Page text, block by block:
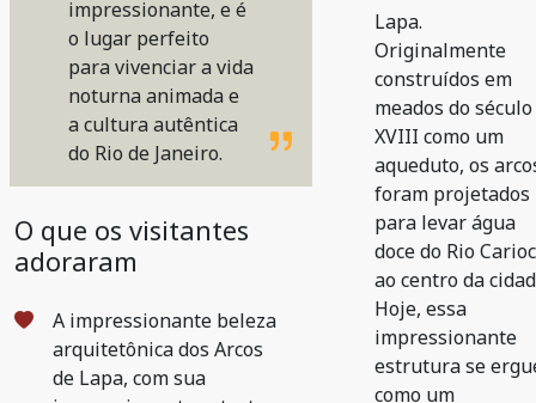
impressionante, e é
o lugar perfeito
para vivenciar a vida
noturna animada e
a cultura autêntica
do Rio de Janeiro.
O que os visitantes
adoraram
A impressionante beleza
arquitetônica dos Arcos
de Lapa, com sua
Lapa.
Originalmente
construídos em
meados do século
XVIII como um
aqueduto, os
foram projetados
para levar água
doce do Rio
ao centro da
Hoje, essa
impressionante
estrutura se
como um